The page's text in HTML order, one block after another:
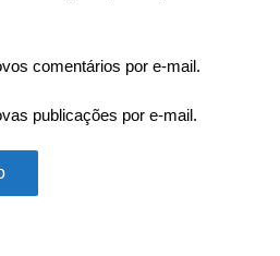
comentários por e-mail.
publicações por e-mail.